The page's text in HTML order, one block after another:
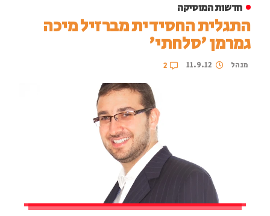
חדשות המוסיקה
התגלית החסידית מברזיל מיכה
גמרמן 'סלחתי'
מנהל 11.9.12
2